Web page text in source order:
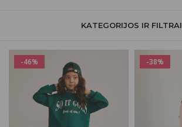
KATEGORIJOS IR FILTRAI
-46% -38%